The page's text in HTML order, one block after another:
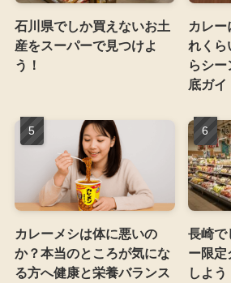
石川県でしか買えないお土
産をスーパーで見つけよ
う！
カレ
れくら
らシ
底ガイ
カレーメシは体に悪いの
か？本当のところが気にな
る方へ健康と栄養バランス
長崎で
ー限定
しよ